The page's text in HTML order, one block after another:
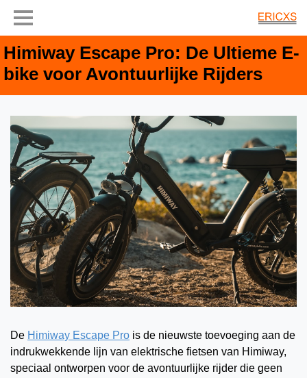
Himiway Escape Pro: De Ultieme E-
bike voor Avontuurlijke Rijders
De Himiway Escape Pro is de nieuwste toevoeging aan de
indrukwekkende lijn van elektrische fietsen van Himiway,
speciaal ontworpen voor de avontuurlijke rijder die geen